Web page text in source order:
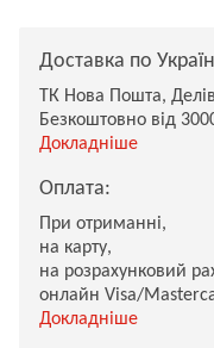
Доставка по
ТК Нова Пошта,
Безкоштовно від
Докладніше
Оплата:
При отриманні,
на карту,
на розрахунковий
онлайн Visa/
Докладніше